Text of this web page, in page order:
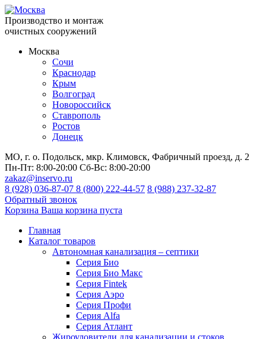
Производство и монтаж
очистных сооружений
Москва
Сочи
Краснодар
Крым
Волгоград
Новороссийск
Ставрополь
Ростов
Донецк
МО, г. о. Подольск, мкр. Климовск, Фабричный проезд, д. 2
Пн-Пт: 8:00-20:00 Сб-Вс: 8:00-20:00
zakaz@inservo.ru
8 (928) 036-87-07 8 (800) 222-44-57 8 (988) 237-32-87
Обратный звонок
Корзина Ваша корзина пуста
Главная
Каталог товаров
Автономная канализация – септики
Серия Био
Серия Био Макс
Серия Fintek
Серия Аэро
Серия Профи
Серия Alfa
Серия Атлант
Жироуловители для канализации и стоков